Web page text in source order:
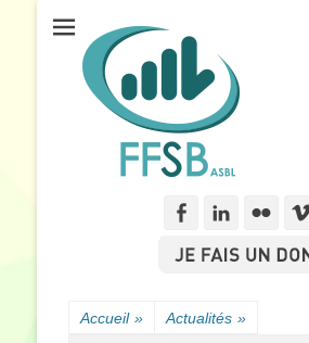
Fédération Francophone des Sourds
Facebook
Accueil » Actualités »